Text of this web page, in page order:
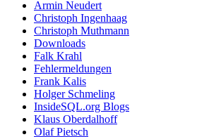
Armin Neudert
Christoph Ingenhaag
Christoph Muthmann
Downloads
Falk Krahl
Fehlermeldungen
Frank Kalis
Holger Schmeling
InsideSQL.org Blogs
Klaus Oberdalhoff
Olaf Pietsch